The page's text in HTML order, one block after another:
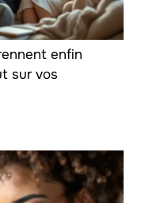
enfin
sur vos